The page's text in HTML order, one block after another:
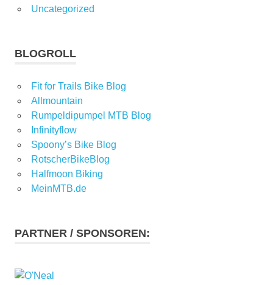
Uncategorized
BLOGROLL
Fit for Trails Bike Blog
Allmountain
Rumpeldipumpel MTB Blog
Infinityflow
Spoony’s Bike Blog
RotscherBikeBlog
Halfmoon Biking
MeinMTB.de
PARTNER / SPONSOREN: